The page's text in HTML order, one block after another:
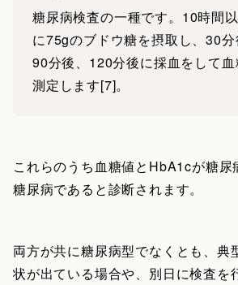
糖尿病検査の一種です。10時間
に75gのブドウ糖を摂取し、30分
90分後、120分後に採血をして
測定します[7]。
これらのうち血糖値とHbA1cが糖尿
糖尿病であると診断されます。
両方が共に糖尿病型でなくとも、典
状が出ている場合や、別日に検査を